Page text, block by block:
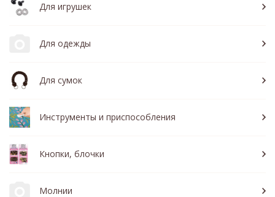
Для игрушек
Для одежды
Для сумок
Инструменты и приспособления
Кнопки, блочки
Молнии